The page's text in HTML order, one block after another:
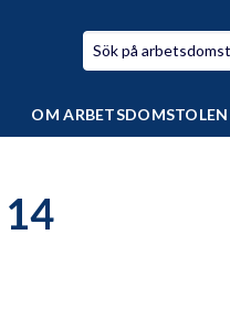
OM ARBETSDOMSTOLEN